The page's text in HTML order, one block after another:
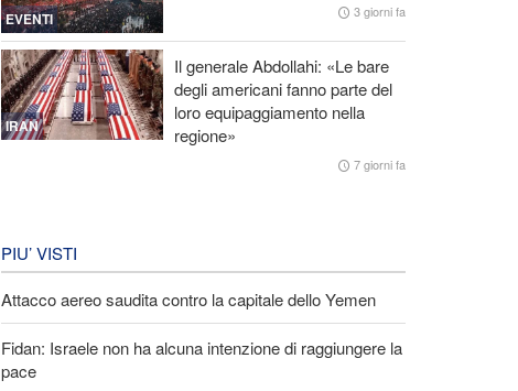
EVENTI 3 giorni fa
IRAN
Il generale Abdollahi: «Le bare
degli americani fanno parte del
loro equipaggiamento nella
regione»
7 giorni fa
PIU’ VISTI
Attacco aereo saudita contro la capitale dello Yemen
Fidan: Israele non ha alcuna intenzione di raggiungere la
pace